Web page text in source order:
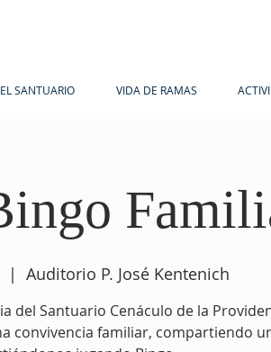
EL SANTUARIO VIDA DE RAMAS
  |
Auditorio P. José Kentenich
del Santuario Cenáculo de la
convivencia familiar, compartiendo